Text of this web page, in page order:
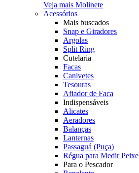
Veja mais Molinete
Acessórios
Mais buscados
Snap e Giradores
Argolas
Split Ring
Cutelaria
Facas
Canivetes
Tesouras
Afiador de Faca
Indispensáveis
Alicates
Aeradores
Balanças
Lanternas
Passaguá (Puça)
Régua para Medir Peixe
Para o Pescador